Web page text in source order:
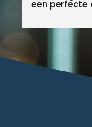
een perfecte